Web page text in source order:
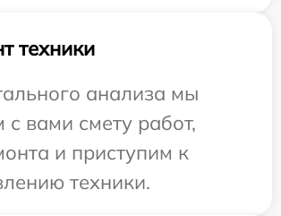
техники
анализа мы
с вами смету работ,
и приступим к
техники.